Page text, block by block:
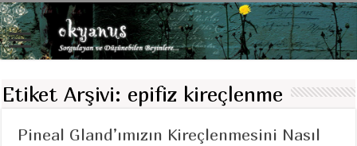
Etiket Arşivi: epifiz kireçlenme
Pineal Gland’ımızın Kireçlenmesini Nasıl